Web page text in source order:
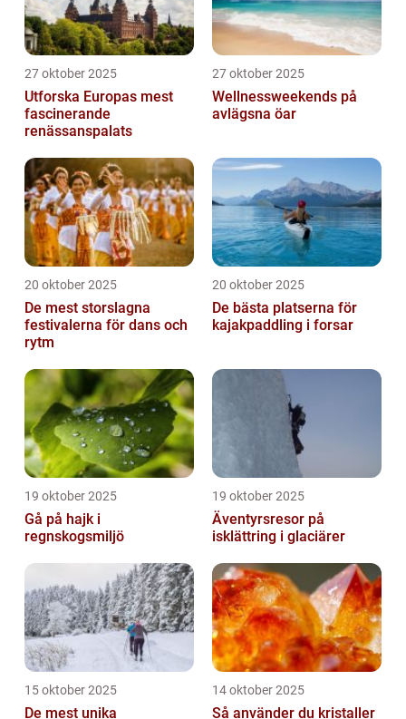
27 oktober 2025
Utforska Europas mest
fascinerande
renässanspalats
27 oktober 2025
Wellnessweekends på
avlägsna öar
20 oktober 2025
De mest storslagna
festivalerna för dans och
rytm
20 oktober 2025
De bästa platserna för
kajakpaddling i forsar
19 oktober 2025
Gå på hajk i
regnskogsmiljö
19 oktober 2025
Äventyrsresor på
isklättring i glaciärer
15 oktober 2025
De mest unika
14 oktober 2025
Så använder du kristaller